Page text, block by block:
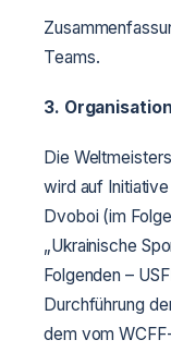
Teams.
3.
Die
wird auf
Dvoboi (im
„Ukrainische
Folgenden –
Durchführung
dem vom